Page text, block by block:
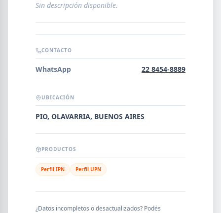
EMPRESAS AGREGAR EMPRESA
Error al cargar empresas.
NOMBRE
Sin descripción disponible.
CONTACTO
WhatsApp 22 8454-8889
UBICACIÓN
PIO, OLAVARRIA, BUENOS AIRES
PRODUCTOS
Perfil IPN Perfil UPN
¿Datos incompletos o desactualizados? Podés